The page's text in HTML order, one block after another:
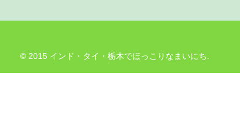
© 2015 インド・タイ・栃木でほっこりなまいにち.